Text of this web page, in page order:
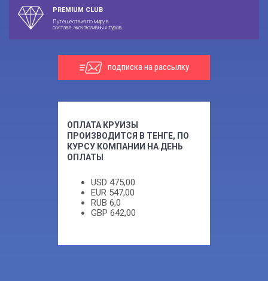
PREMIUM CLUB
Путешествия по миру в
составе эксклюзивных туров
подписка на рассылку
ОПЛАТА КРУИЗЫ
ПРОИЗВОДИТСЯ В ТЕНГЕ, ПО
КУРСУ КОМПАНИИ НА ДЕНЬ
ОПЛАТЫ
USD 475,00
EUR 547,00
RUB 6,0
GBP 642,00